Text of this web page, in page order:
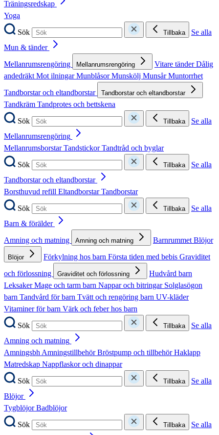
Träningsredskap
Yoga
Sök
Tillbaka
Se alla
Mun & tänder
Mellanrumsrengöring
Mellanrumsrengöring Vitare tänderDålig
andedräktMot ilningarMunblåsorMunskölj MunsårMuntorrhet
Tandborstar och eltandborstar
Tandborstar och eltandborstar
Tandkräm Tandprotes och bettskena
Sök
Tillbaka
Se alla
Mellanrumsrengöring
MellanrumsborstarTandstickorTandtråd och byglar
Sök
Tillbaka
Se alla
Tandborstar och eltandborstar
Borsthuvud refill EltandborstarTandborstar
Sök
Tillbaka
Se alla
Barn & förälder
Amning och matning
Amning och matning BarnrummetBlöjor
Blöjor Förkylning hos barn Första tiden med bebis Graviditet
och förlossning
Graviditet och förlossning
Hudvård barn
LeksakerMage och tarm barn Nappar och bitringar Solglasögon
barn Tandvård för barn Tvätt och rengöring barn UV-kläder
Vitaminer för barn Värk och feber hos barn
Sök
Tillbaka
Se alla
Amning och matning
AmningsbhAmningstillbehörBröstpump och tillbehörHaklapp
Matredskap Nappflaskor och dinappar
Sök
Tillbaka
Se alla
Blöjor
TygblöjorBadblöjor
Sök
Tillbaka
Se alla